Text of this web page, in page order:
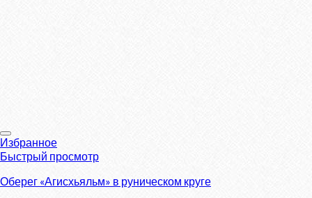
Избранное
Быстрый просмотр
Оберег «Агисхьяльм» в руническом круге